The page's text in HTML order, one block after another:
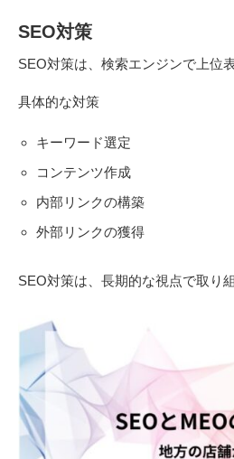
SEO対策
SEO対策は、検索エンジンで上位
具体的な対策
キーワード選定
コンテンツ作成
内部リンクの構築
外部リンクの獲得
SEO対策は、長期的な視点で取り